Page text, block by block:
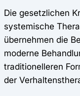
Die gesetzlichen
systemische
übernehmen die
moderne
traditionelleren
der